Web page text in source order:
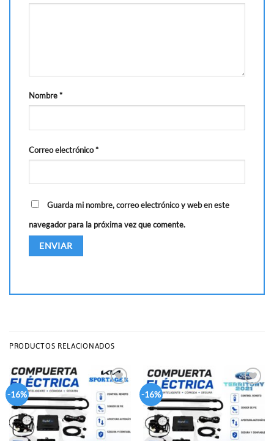
Nombre *
Correo electrónico*
Guarda mi nombre, correo electrónico y web en este
navegador para la próxima vez que comente.
PRODUCTOS RELACIONADOS
-16%
Add to
wishlist
-16%
Add to
wishlist